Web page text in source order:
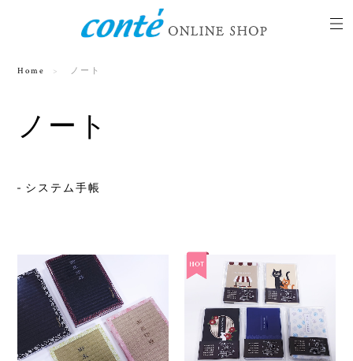
Home ノート
ノート
システム手帳